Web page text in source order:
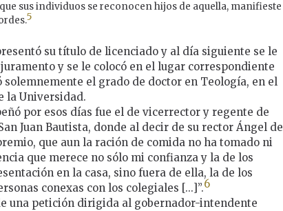
sus individuos se reconocen hijos de aquella, manifieste
5
su título de licenciado y al día siguiente se le
y se le colocó en el lugar correspondiente
solemnemente el grado de doctor en Teología, en el
la Universidad.
por esos días fue el de vicerrector y regente de
Juan Bautista, donde al decir de su rector Ángel de
que aun la ración de comida no ha tomado ni
que merece no sólo mi confianza y la de los
en la casa, sino fuera de ella, la de los
conexas con los colegiales [...]”.6
una petición dirigida al gobernador-intendente